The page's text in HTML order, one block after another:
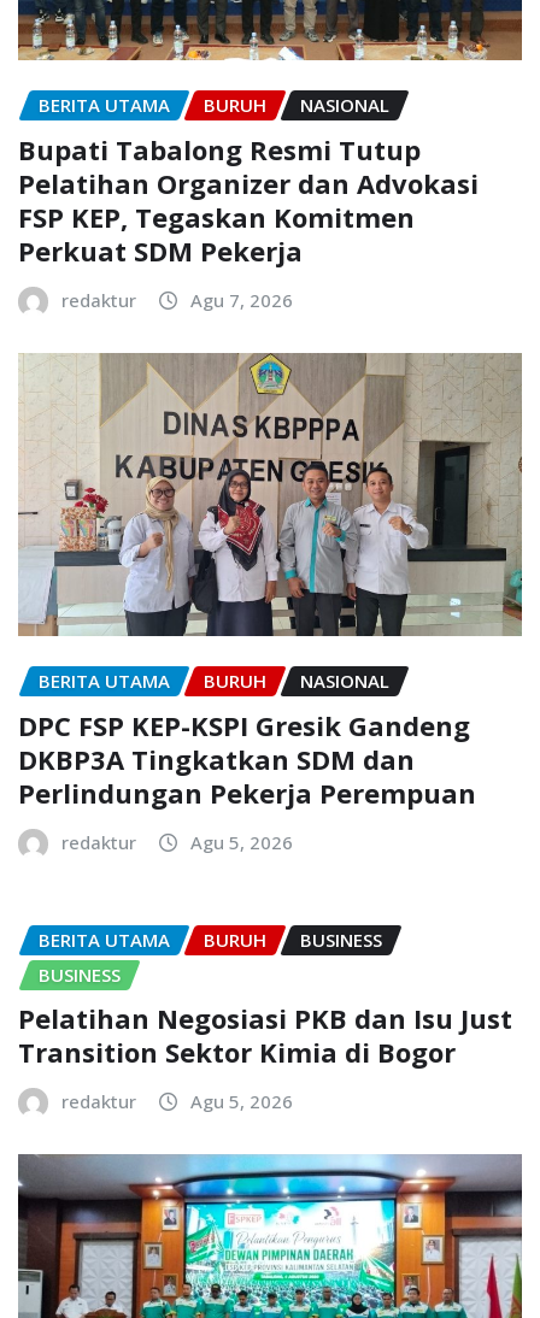
BERITA UTAMA BURUH NASIONAL
Bupati Tabalong Resmi Tutup
Pelatihan Organizer dan Advokasi
FSP KEP, Tegaskan Komitmen
Perkuat SDM Pekerja
redaktur Agu 7, 2026
BERITA UTAMA BURUH NASIONAL
DPC FSP KEP-KSPI Gresik Gandeng
DKBP3A Tingkatkan SDM dan
Perlindungan Pekerja Perempuan
redaktur Agu 5, 2026
BERITA UTAMA BURUH
BUSINESS
BUSINESS
Pelatihan Negosiasi PKB dan Isu Just
Transition Sektor Kimia di Bogor
redaktur Agu 5, 2026